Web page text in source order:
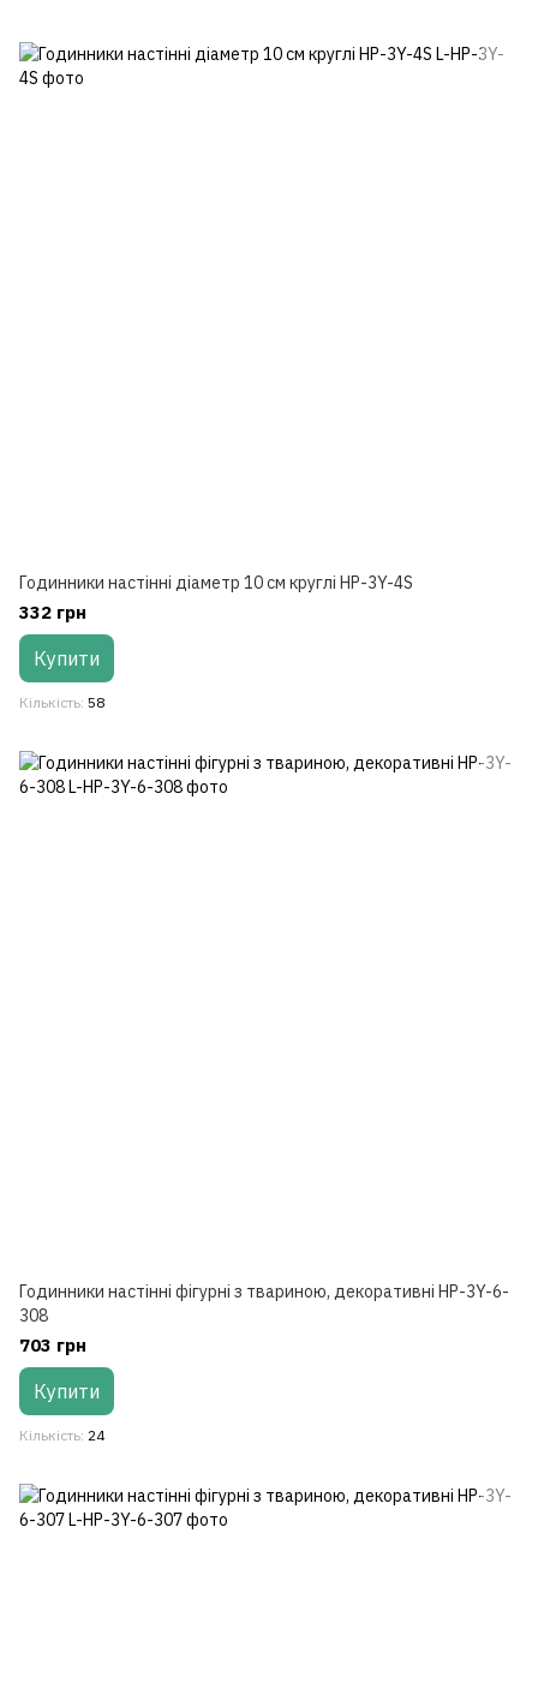
Годинники настінні діаметр 10 см круглі HP-3Y-4S
332 грн
Купити
Кількість 58
Годинники настінні фігурні з твариною, декоративні HP-3Y-6-
308
703 грн
Купити
Кількість 24